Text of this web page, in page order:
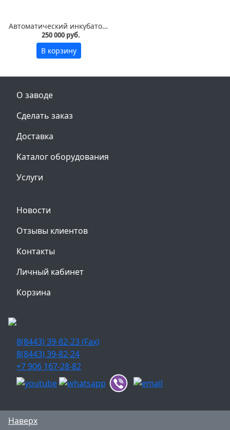
Автоматический инкубатор Vega S30 LED на 3000 яиц
250 000 руб.
В корзину
О заводе
Сделать заказ
Доставка
Каталог оборудования
Услуги
Новости
Отзывы клиентов
Контакты
Личный кабинет
Корзина
8(8443) 39-82-23 (Fax)
8(8443) 39-82-24
+7 906 167-28-82
Наверх